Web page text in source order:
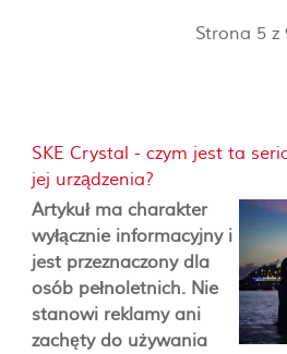
Strona 5 z
SKE Crystal - czym jest ta
jej urządzenia?
Artykuł ma charakter
wyłącznie informacyjny i
jest przeznaczony dla
osób pełnoletnich. Nie
stanowi reklamy ani
zachęty do używania